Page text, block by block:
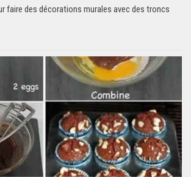
faire des décorations murales avec des troncs